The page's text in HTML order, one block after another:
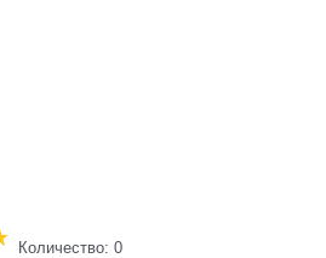
Количество: 0